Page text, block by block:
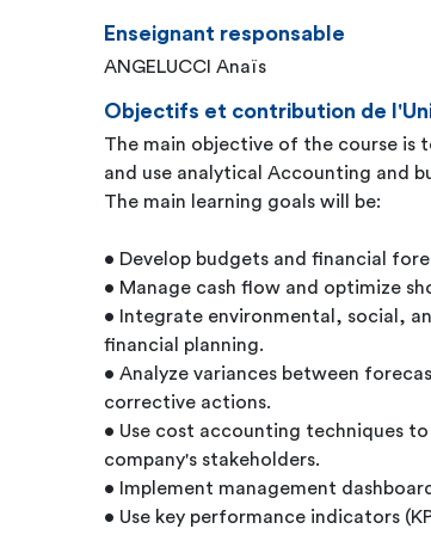
Enseignant responsable
ANGELUCCI Anaïs
Objectifs et contribution de
The main objective of the course is
and use analytical Accounting and
The main learning goals will be:
• Develop budgets and financial
• Manage cash flow and optimize
• Integrate environmental, social,
financial planning.
• Analyze variances between
corrective actions.
• Use cost accounting techniques
company's stakeholders.
• Implement management
• Use key performance indicators